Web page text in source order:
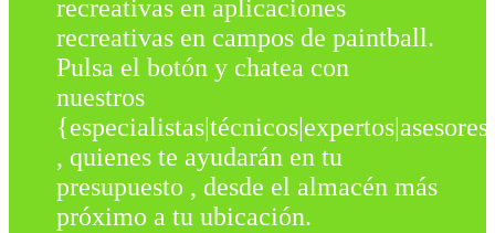
recreativas en aplicaciones
recreativas en campos de paintball.
Pulsa el botón y chatea con
nuestros
{especialistas|técnicos|expertos|asesores
, quienes te ayudarán en tu
presupuesto , desde el almacén más
próximo a tu ubicación.